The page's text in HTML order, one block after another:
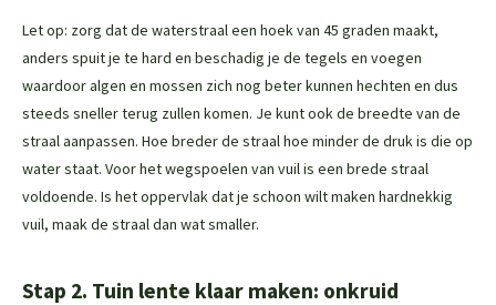
Let op: zorg dat de waterstraal een hoek van 45 graden maakt,
anders spuit je te hard en beschadig je de tegels en voegen
waardoor algen en mossen zich nog beter kunnen hechten en dus
steeds sneller terug zullen komen. Je kunt ook de breedte van de
straal aanpassen. Hoe breder de straal hoe minder de druk is die op
water staat. Voor het wegspoelen van vuil is een brede straal
voldoende. Is het oppervlak dat je schoon wilt maken hardnekkig
vuil, maak de straal dan wat smaller.
Stap 2. Tuin lente klaar maken: onkruid